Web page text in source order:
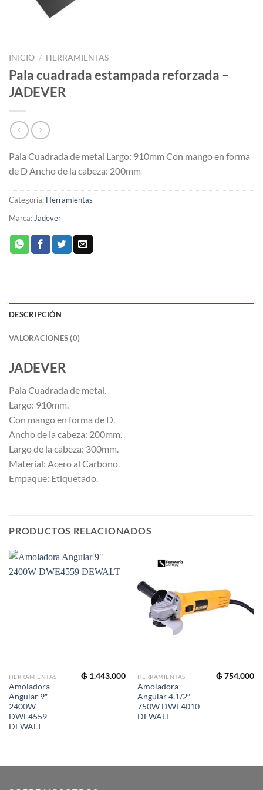
INICIO / HERRAMIENTAS
Pala cuadrada estampada reforzada –
JADEVER
Pala Cuadrada de metal Largo: 910mm Con mango en forma
de D Ancho de la cabeza: 200mm
Categoría: Herramientas
Marca:Jadever
DESCRIPCIÓN
VALORACIONES (0)
JADEVER
Pala Cuadrada de metal.
Largo: 910mm.
Con mango en forma de D.
Ancho de la cabeza: 200mm.
Largo de la cabeza: 300mm.
Material: Acero al Carbono.
Empaque: Etiquetado.
PRODUCTOS RELACIONADOS
HERRAMIENTAS
Amoladora
Angular 9″
2400W
DWE4559
DEWALT
₲ 1.443.000 HERRAMIENTAS
Amoladora
Angular 4.1/2″
750W DWE4010
DEWALT
₲ 754.000